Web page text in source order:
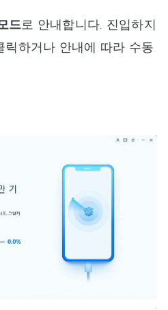
드로 안내합니다. 진입하지
릭하거나 안내에 따라 수동